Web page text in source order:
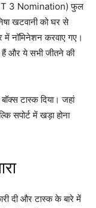
3 Nomination) फुल
खटवानी को घर से
नॉमिनेशन करवाए गए।
हैं और ये सभी जीतने की
टास्क दिया। जहां
सपोर्ट में खड़ा होना
दी और टास्क के बारे में